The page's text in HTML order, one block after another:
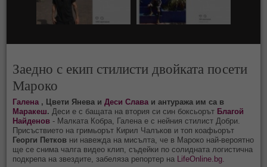
Заедно с екип стилисти двойката посети
Мароко
Галена , Цвети Янева иДеси Слава и антуража им са в
Маракеш. Деси е с бащата на втория си син боксьорът Благой
Найденов - Малката Кобра, Галена е с нейния стилист Добри.
Присъствието на гримьорът Кирил Чалъков и топ коафьорът
Георги Петков ни навежда на мисълта, че в Мароко най-вероятно
ще се снима чалга видео клип, съдейки по солидната логистична
подкрепа на звездите, забеляза репортер на LifeOnline.bg.